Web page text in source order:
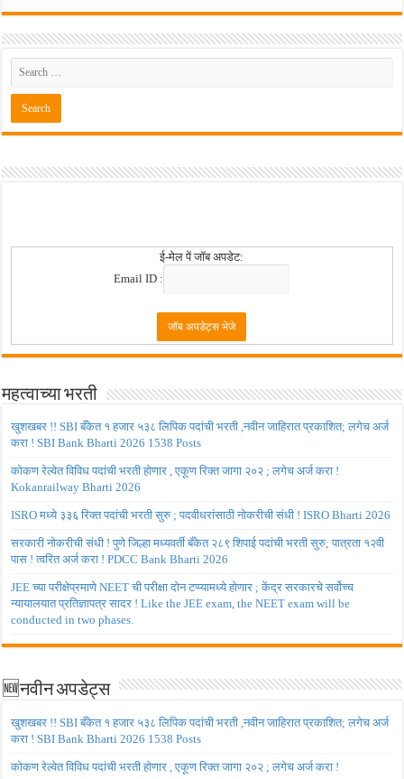
ई-मेल पें जॉब अपडेट:
Email ID :
महत्वाच्या भरती
खुशखबर !! SBI बँकेत १ हजार ५३८ लिपिक पदांची भरती ,नवीन जाहिरात प्रकाशित; लगेच अर्ज
करा ! SBI Bank Bharti 2026 1538 Posts
कोकण रेल्वेत विविध पदांची भरती होणार , एकूण रिक्त जागा २०२ ; लगेच अर्ज करा !
Kokanrailway Bharti 2026
ISRO मध्ये ३३६ रिक्त पदांची भरती सुरु ; पदवीधरांसाठी नोकरीची संधी ! ISRO Bharti 2026
सरकारी नोकरीची संधी ! पुणे जिल्हा मध्यवर्ती बँकेत २८९ शिपाई पदांची भरती सुरु; पात्रता १२वी
पास ! त्वरित अर्ज करा ! PDCC Bank Bharti 2026
JEE च्या परीक्षेप्रमाणे NEET ची परीक्षा दोन टप्प्यामध्ये होणार ; केंद्र सरकारचे सर्वोच्च
न्यायालयात प्रतिज्ञापत्र सादर ! Like the JEE exam, the NEET exam will be
conducted in two phases.
🆕नवीन अपडेट्स
खुशखबर !! SBI बँकेत १ हजार ५३८ लिपिक पदांची भरती ,नवीन जाहिरात प्रकाशित; लगेच अर्ज
करा ! SBI Bank Bharti 2026 1538 Posts
कोकण रेल्वेत विविध पदांची भरती होणार , एकूण रिक्त जागा २०२ ; लगेच अर्ज करा !